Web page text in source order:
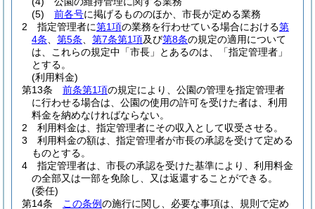
(5)
前各号に掲げるもののほか、市長が定める業務
2
指定管理者に第1項の業務を行わせている場合における第
4条
第5条 第7条第1項及び第8条の規定の適用について
は、これらの規定中「市長」とあるのは、「指定管理者」
とする。
(利用料金)
第13条
前条第1項の規定により、公園の管理を指定管理者
に行わせる場合は、公園の使用の許可を受けた者は、利用
料金を納めなければならない。
2
利用料金は、指定管理者にその収入として収受させる。
3
利用料金の額は、指定管理者が市長の承認を受けて定める
ものとする。
4
指定管理者は、市長の承認を受けた基準により、利用料金
の全部又は一部を免除し、又は返還することができる。
(委任)
第14条
この条例の施行に関し、必要な事項は、規則で定め